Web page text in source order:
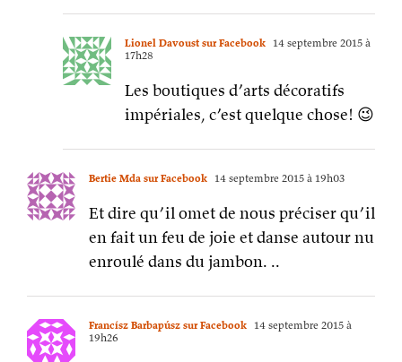
Lionel Davoust sur Facebook 14 septembre 2015 à
17h28
Les boutiques d’arts décoratifs
impériales, c’est quelque chose! 😉
Bertie Mda sur Facebook 14 septembre 2015 à 19h03
Et dire qu’il omet de nous préciser qu’il
en fait un feu de joie et danse autour nu
enroulé dans du jambon. ..
Francísz Barbapúsz sur Facebook 14 septembre 2015 à
19h26